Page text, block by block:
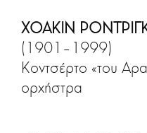
ΧΟΑΚΙΝ
(1901–1999)
Κοντσέρτο «του
ορχήστρα